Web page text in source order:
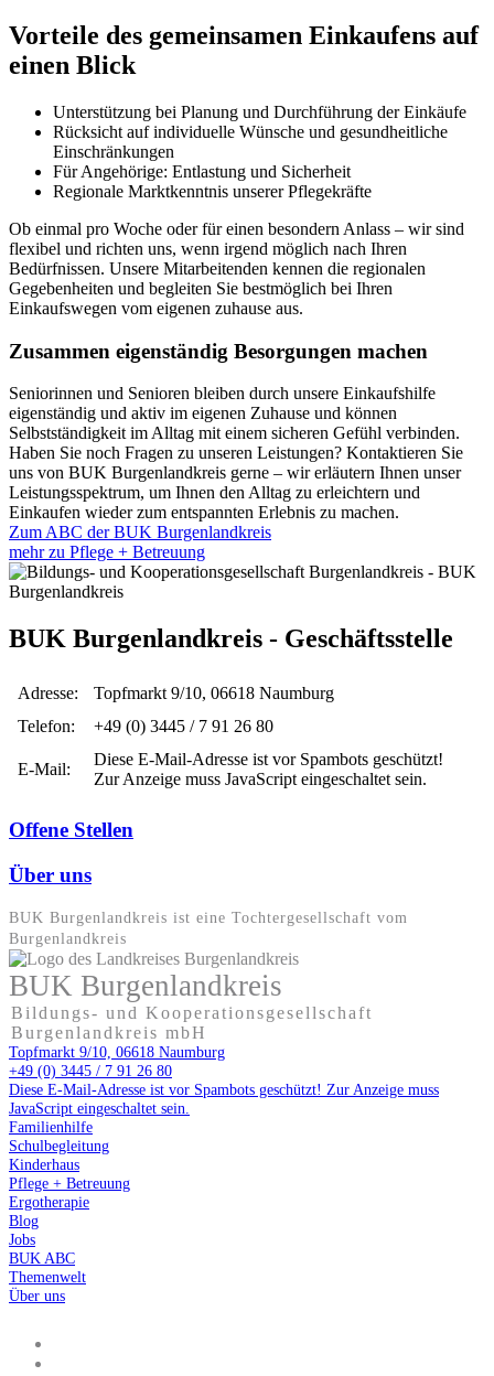
Vorteile des gemeinsamen Einkaufens auf
einen Blick
Unterstützung bei Planung und Durchführung der Einkäufe
Rücksicht auf individuelle Wünsche und gesundheitliche
Einschränkungen
Für Angehörige: Entlastung und Sicherheit
Regionale Marktkenntnis unserer Pflegekräfte
Ob einmal pro Woche oder für einen besondern Anlass – wir sind
flexibel und richten uns, wenn irgend möglich nach Ihren
Bedürfnissen. Unsere Mitarbeitenden kennen die regionalen
Gegebenheiten und begleiten Sie bestmöglich bei Ihren
Einkaufswegen vom eigenen zuhause aus.
Zusammen eigenständig Besorgungen machen
Seniorinnen und Senioren bleiben durch unsere Einkaufshilfe
eigenständig und aktiv im eigenen Zuhause und können
Selbstständigkeit im Alltag mit einem sicheren Gefühl verbinden.
Haben Sie noch Fragen zu unseren Leistungen? Kontaktieren Sie
uns von BUK Burgenlandkreis gerne – wir erläutern Ihnen unser
Leistungsspektrum, um Ihnen den Alltag zu erleichtern und
Einkaufen wieder zum entspannten Erlebnis zu machen.
Zum ABC der BUK Burgenlandkreis
mehr zu Pflege + Betreuung
BUK Burgenlandkreis - Geschäftsstelle
Adresse:
Topfmarkt 9/10, 06618 Naumburg
Telefon:
+49 (0) 3445 / 7 91 26 80
E-Mail:
Diese E-Mail-Adresse ist vor Spambots geschützt!
Zur Anzeige muss JavaScript eingeschaltet sein.
Offene Stellen
Über uns
BUK Burgenlandkreis ist eine Tochter­gesellschaft vom
Burgenlandkreis
BUK Burgenlandkreis
Bildungs- und Kooperationsgesellschaft
Burgenlandkreis mbH
Topfmarkt 9/10, 06618 Naumburg
+49 (0) 3445 / 7 91 26 80
Diese E-Mail-Adresse ist vor Spambots geschützt! Zur Anzeige muss
JavaScript eingeschaltet sein.
Familienhilfe
Schulbegleitung
Kinderhaus
Pflege + Betreuung
Ergotherapie
Blog
Jobs
BUK ABC
Themenwelt
Über uns